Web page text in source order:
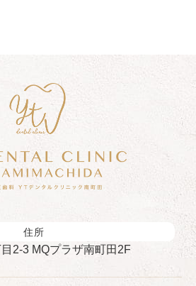
住所
2-3 MQプラザ南町田2F